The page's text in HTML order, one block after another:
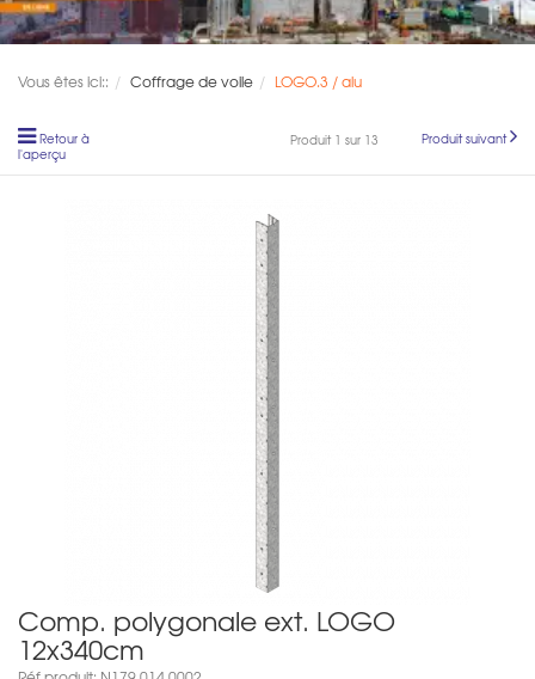
Vous êtes ici:: Coffrage de voile LOGO.3 / alu
Retour à
l'aperçu
Produit 1 sur 13 Produit suivant
Comp. polygonale ext. LOGO
12x340cm